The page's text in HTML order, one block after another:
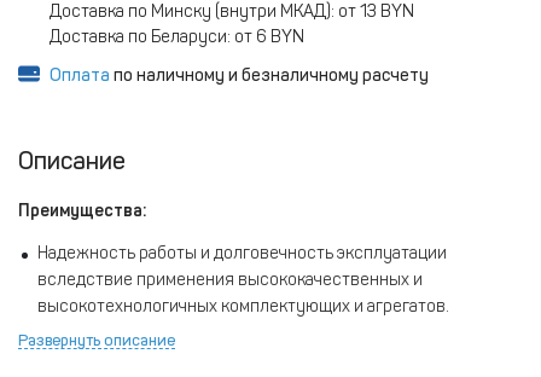
Доставка по Минску (внутри МКАД): от 13 BYN
Доставка по Беларуси: от 6 BYN
Оплата по наличному и безналичному расчету
Описание
Преимущества:
Надежность работы и долговечность эксплуатации
вследствие применения высококачественных и
высокотехнологичных комплектующих и агрегатов.
Возможность применения как в качестве основного, так и в
Развернуть описание